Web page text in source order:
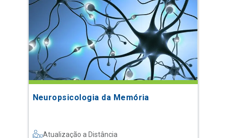
Neuropsicologia da Memória
Atualização a Distância